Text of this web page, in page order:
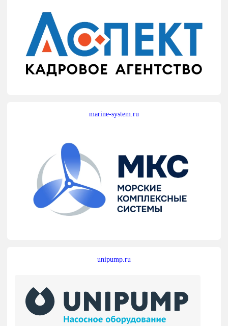
marine-system.ru
unipump.ru